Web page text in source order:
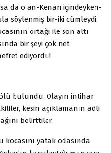
da o an-Kenan içindeyken-
söylenmiş bir-iki cümleydi.
ortağı ile son altı
bir şeyi çok net
ediyordu!
bulundu. Olayın intihar
kesin açıklamanın adli
belirttiler.
kocasını yatak odasında